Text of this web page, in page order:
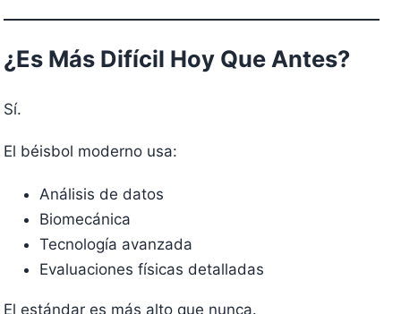
¿Es Más Difícil Hoy Que Antes?
Sí.
El béisbol moderno usa:
Análisis de datos
Biomecánica
Tecnología avanzada
Evaluaciones físicas detalladas
El estándar es más alto que nunca.